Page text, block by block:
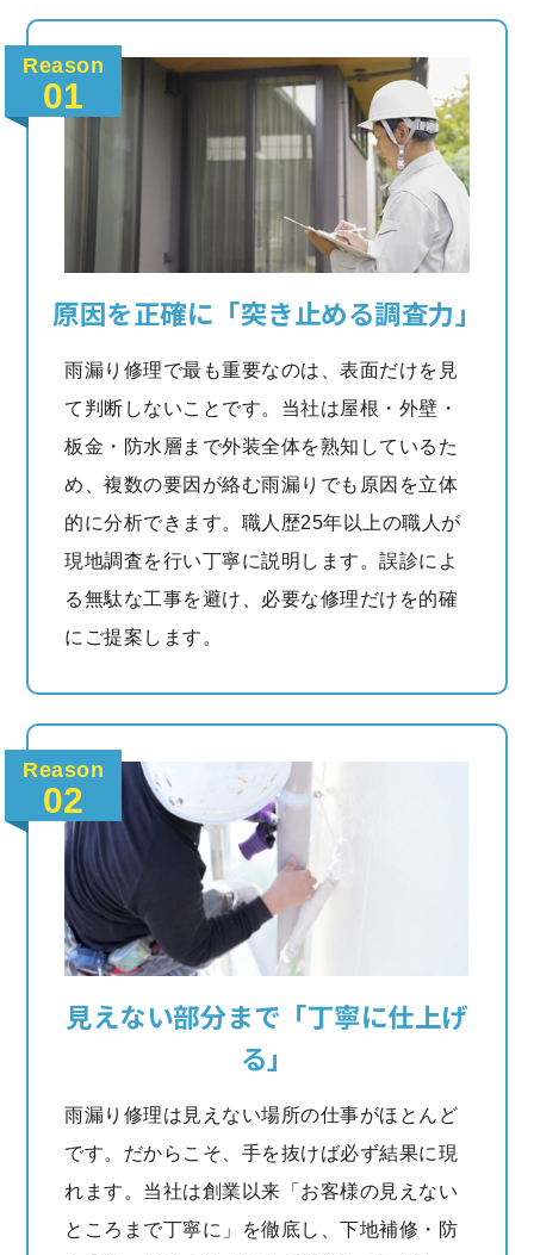
Reason
01
原因を正確に「突き止める調査力」
雨漏り修理で最も重要なのは、表面だけを見
て判断しないことです。当社は屋根・外壁・
板金・防水層まで外装全体を熟知しているた
め、複数の要因が絡む雨漏りでも原因を立体
的に分析できます。職人歴25年以上の職人が
現地調査を行い丁寧に説明します。誤診によ
る無駄な工事を避け、必要な修理だけを的確
にご提案します。
Reason
02
見えない部分まで「丁寧に仕上げ
る」
雨漏り修理は見えない場所の仕事がほとんど
です。だからこそ、手を抜けば必ず結果に現
れます。当社は創業以来「お客様の見えない
ところまで丁寧に」を徹底し、下地補修・防